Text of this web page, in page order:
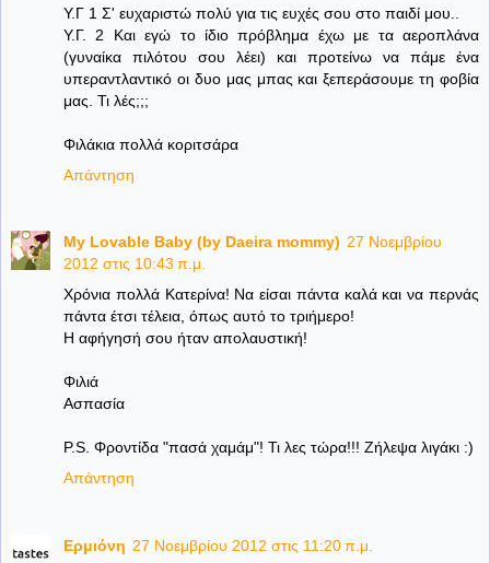
Υ.Γ 1 Σ' ευχαριστώ πολύ για τις ευχές σου στο παιδί μου..
Υ.Γ. 2 Και εγώ το ίδιο πρόβλημα έχω με τα αεροπλάνα
(γυναίκα πιλότου σου λέει) και προτείνω να πάμε ένα
υπεραντλαντικό οι δυο μας μπας και ξεπεράσουμε τη φοβία
μας. Τι λές;;;
Φιλάκια πολλά κοριτσάρα
Απάντηση
My Lovable Baby (by Daeira mommy) 27 Νοεμβρίου
2012 στις 10:43 π.μ.
Χρόνια πολλά Κατερίνα! Να είσαι πάντα καλά και να περνάς
πάντα έτσι τέλεια, όπως αυτό το τριήμερο!
Η αφήγησή σου ήταν απολαυστική!
Φιλιά
Ασπασία
P.S. Φροντίδα "πασά χαμάμ"! Τι λες τώρα!!! Ζήλεψα λιγάκι :)
Απάντηση
Ερμιόνη 27 Νοεμβρίου 2012 στις 11:20 π.μ.